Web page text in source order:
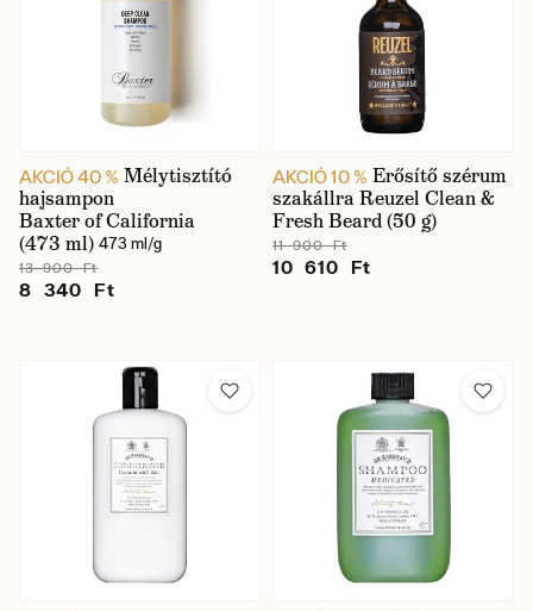
AKCIÓ 40 % Mélytisztító
hajsampon
Baxter of California
(473 ml) 473 ml/g
13 900 Ft
8 340 Ft
AKCIÓ 10 % Erősítő szérum
szakállra Reuzel Clean &
Fresh Beard (50 g)
11 900 Ft
10 610 Ft